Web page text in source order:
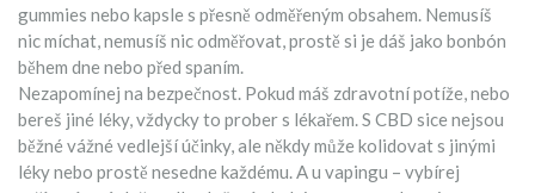
gummies nebo kapsle s přesně odměřeným obsahem. Nemusíš
nic míchat, nemusíš nic odměřovat, prostě si je dáš jako bonbón
během dne nebo před spaním.
Nezapomínej na bezpečnost. Pokud máš zdravotní potíže, nebo
bereš jiné léky, vždycky to prober s lékařem. S CBD sice nejsou
běžné vážné vedlejší účinky, ale někdy může kolidovat s jinými
léky nebo prostě nesedne každému. A u vapingu – vybírej